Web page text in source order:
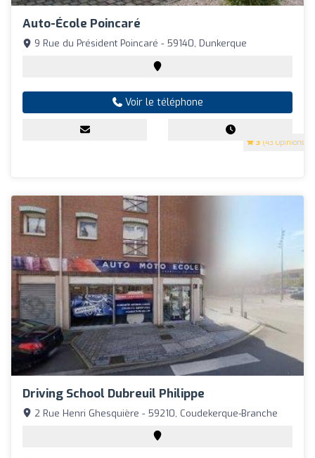
Auto-École Poincaré
3 (43 Opinions)
9 Rue du Président Poincaré - 59140, Dunkerque
Voir le téléphone
Driving School Dubreuil Philippe
2 Rue Henri Ghesquière - 59210, Coudekerque-Branche